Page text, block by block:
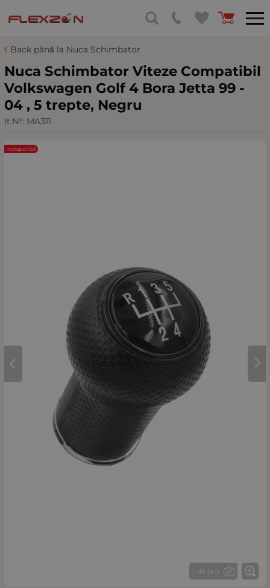
Back până la Nuca Schimbator
Nuca Schimbator Viteze Compatibil
Volkswagen Golf 4 Bora Jetta 99 -
04 , 5 trepte, Negru
It.№: MA311
1 de la 5
Indisponibil